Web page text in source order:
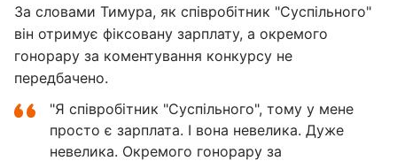
За словами Тимура, як співробітник "Суспільного"
він отримує фіксовану зарплату, а окремого
гонорару за коментування конкурсу не
передбачено.
"Я співробітник "Суспільного", тому у мене
просто є зарплата. І вона невелика. Дуже
невелика. Окремого гонорару за